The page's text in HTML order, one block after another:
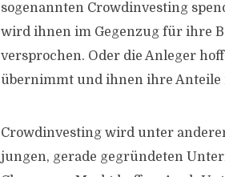
sogenannten Crowdinvesting
wird ihnen im Gegenzug für ihre
versprochen. Oder die Anleger
übernimmt und ihnen ihre Anteile
Crowdinvesting wird unter
jungen, gerade gegründeten